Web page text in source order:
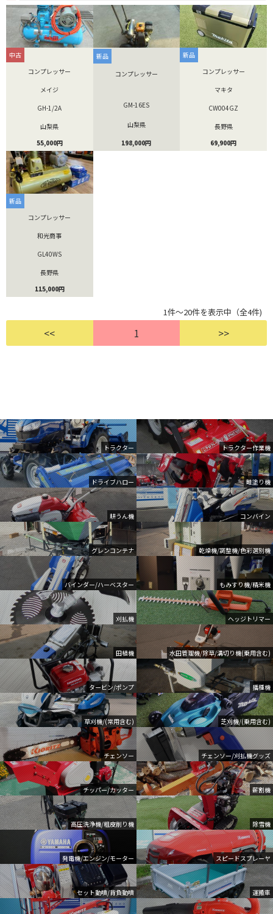
トラクター トラクター作業機
ドライブハロー 畦塗り機
耕うん機 コンバイン
グレンコンテナ 乾燥機/調整機/色彩選別機
バインダー/ハーベスター もみすり機/精米機
刈払機 ヘッジトリマー
田植機 水田管理機/除草/溝切り機(乗用含む)
タービン/ポンプ 播種機
草刈機/(常用含む) 芝刈機/(乗用含む)
チェンソー チェンソー/刈払機グッズ
チッパー/カッター 薪割機
高圧洗浄機/粗皮削り機 除雪機
発電機/エンジン/モーター スピードスプレーヤ
セット動噴/背負動噴 運搬車
中古
コンプレッサー
メイジ
GH-1/2A
山梨県
55,000円
新品
コンプレッサー
GM-16ES
山梨県
198,000円
新品
コンプレッサー
マキタ
CW004GZ
長野県
69,900円
新品
コンプレッサー
和光商事
GL40WS
長野県
115,000円
1件～20件を表示中（全4件)
<< 1 >>